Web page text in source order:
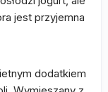
jest przyjemna
dodatkiem